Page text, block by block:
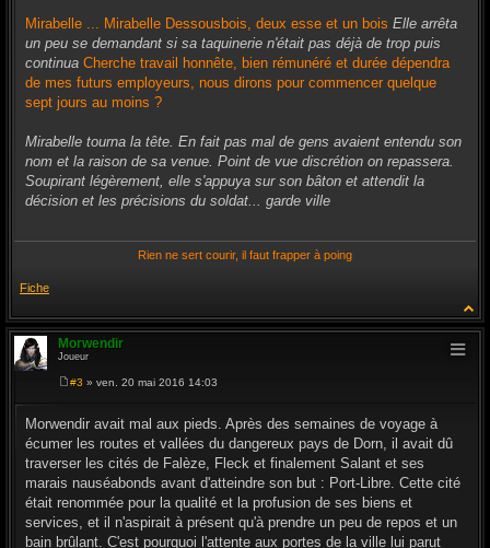
Mirabelle ... Mirabelle Dessousbois, deux esse et un bois Elle arrêta
un peu se demandant si sa taquinerie n'était pas déjà de trop puis
continua Cherche travail honnête, bien rémunéré et durée dépendra
de mes futurs employeurs, nous dirons pour commencer quelque
sept jours au moins ?
Mirabelle tourna la tête. En fait pas mal de gens avaient entendu son
nom et la raison de sa venue. Point de vue discrétion on repassera.
Soupirant légèrement, elle s'appuya sur son bâton et attendit la
décision et les précisions du soldat... garde ville
Rien ne sert courir, il faut frapper à poing
Fiche
Morwendir
Joueur
s
a
e
#3 » ven. 20 mai 2016 14:03
Morwendir avait mal aux pieds. Après des semaines de voyage à
écumer les routes et vallées du dangereux pays de Dorn, il avait dû
traverser les cités de Falèze, Fleck et finalement Salant et ses
marais nauséabonds avant d'atteindre son but : Port-Libre. Cette cité
était renommée pour la qualité et la profusion de ses biens et
services, et il n'aspirait à présent qu'à prendre un peu de repos et un
bain brûlant. C'est pourquoi l'attente aux portes de la ville lui parut